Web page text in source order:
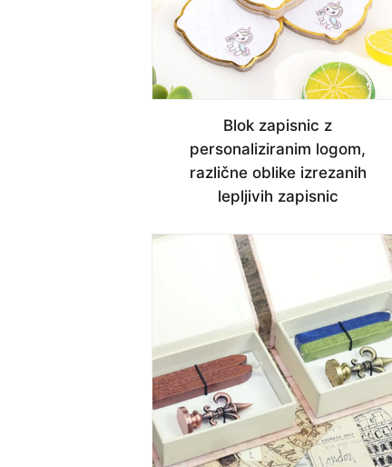
Blok zapisnic z
personaliziranim logom,
različne oblike izrezanih
lepljivih zapisnic